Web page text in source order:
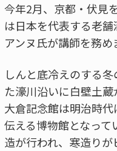
今年2月、京都・伏見
は日本を代表する老
アンヌ氏が講師を務
しんと底冷えのする
た濠川沿いに白壁土
大倉記念館は明治時
伝える博物館となっ
造が行われ、寒造り